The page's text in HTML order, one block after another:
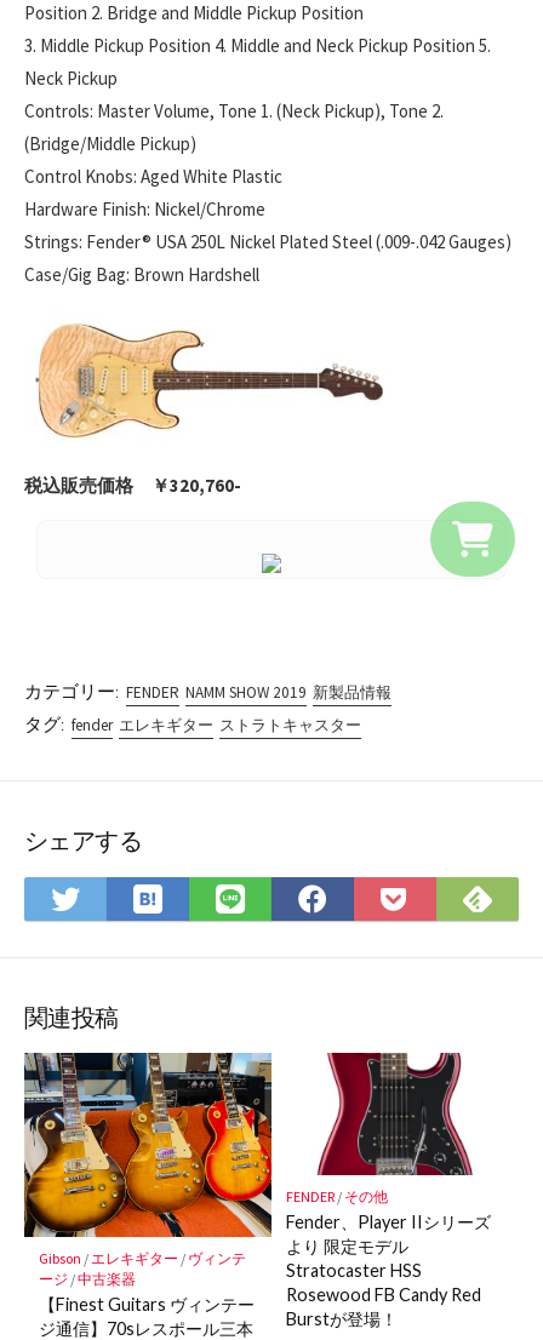
Position 2. Bridge and Middle Pickup Position
3. Middle Pickup Position 4. Middle and Neck Pickup Position 5.
Neck Pickup
Controls: Master Volume, Tone 1. (Neck Pickup), Tone 2.
(Bridge/Middle Pickup)
Control Knobs: Aged White Plastic
Hardware Finish: Nickel/Chrome
Strings: Fender® USA 250L Nickel Plated Steel (.009-.042 Gauges)
Case/Gig Bag: Brown Hardshell
税込販売価格 ￥320,760-
カテゴリー: FENDER NAMM SHOW 2019 新製品情報
タグ: fender エレキギター ストラトキャスター
シェアする
Twitter
で
ア
は
て
マ
ー
ク
に
保
存
LINE
で
Facebook
で
Pocket
に
で
関連投稿
Gibson / エレキギター / ヴィンテ
ージ /中古楽器
【Finest Guitars ヴィンテー
ジ通信】70sレスポール三本
FENDER/ その他
Fender、Player IIシリーズ
より 限定モデル
Stratocaster HSS
Rosewood FB Candy Red
Burstが登場！